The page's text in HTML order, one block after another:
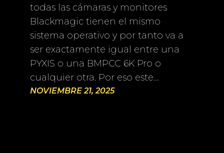
todas las cámaras y monitores
Blackmagic tienen el mismo
sistema operativo y por tanto va a
ser exactamente igual entre una
PYXIS o una BMPCC 6K Pro o
cualquier otra. Por eso este…
NOVIEMBRE 21, 2025